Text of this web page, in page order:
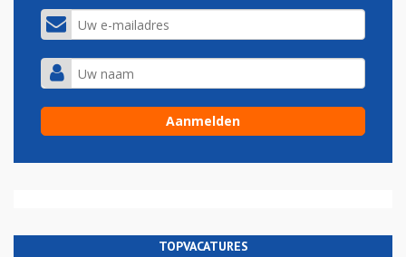
TOPVACATURES